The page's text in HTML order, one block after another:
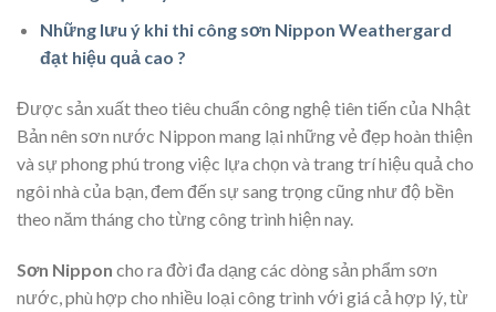
Những lưu ý khi thi công sơn Nippon Weathergard
đạt hiệu quả cao ?
Được sản xuất theo tiêu chuẩn công nghệ tiên tiến của Nhật
Bản nên sơn nước Nippon mang lại những vẻ đẹp hoàn thiện
và sự phong phú trong việc lựa chọn và trang trí hiệu quả cho
ngôi nhà của bạn, đem đến sự sang trọng cũng như độ bền
theo năm tháng cho từng công trình hiện nay.
Sơn Nippon cho ra đời đa dạng các dòng sản phẩm sơn
nước, phù hợp cho nhiều loại công trình với giá cả hợp lý, từ